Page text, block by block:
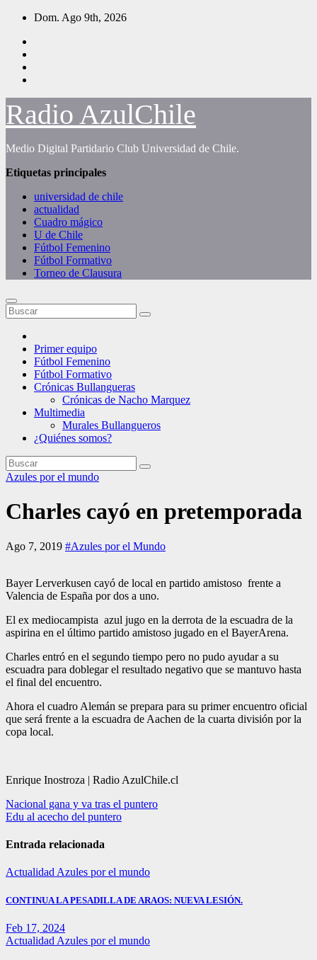
Saltar
contenido
Dom. Ago 9th, 2026
Radio AzulChile
Medio Digital Partidario Club Universidad de Chile.
Etiquetas principales
universidad de chile
actualidad
Cuadro mágico
U de Chile
Fútbol Femenino
Fútbol Formativo
Torneo de Clausura
Primer equipo
Fútbol Femenino
Fútbol Formativo
Crónicas Bullangueras
Crónicas de Nacho Marquez
Multimedia
Murales Bullangueros
¿Quiénes somos?
Azules por el mundo
Charles cayó en pretemporada
Ago 7, 2019 #Azules por el Mundo
Bayer Lerverkusen cayó de local en partido amistoso frente a
Valencia de España por dos a uno.
El ex mediocampista azul jugo en la derrota de la escuadra de la
aspirina en el último partido amistoso jugado en el BayerArena.
Charles entró en el segundo tiempo pero no pudo ayudar a su
escuadra para doblegar el resultado negativo que se mantuvo hasta
el final del encuentro.
Ahora el cuadro Alemán se prepara para su primer encuentro oficial
que será frente a la escuadra de Aachen de la cuarta división por la
copa local.
Enrique Inostroza | Radio AzulChile.cl
Navegación
de
entradas
Nacional gana y va tras el puntero
Edu al acecho del puntero
Entrada relacionada
ActualidadAzules por el mundo
CONTINUA LA PESADILLA DE ARAOS: NUEVA LESIÓN.
Feb 17, 2024
Actualidad Azules por el mundo